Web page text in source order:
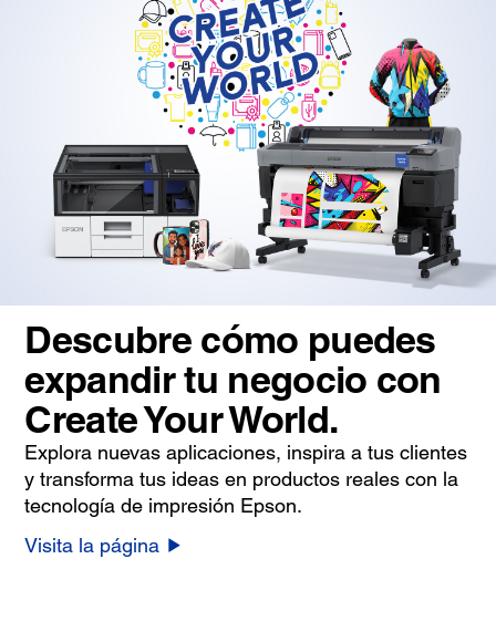
Descubre cómo puedes
expandir tu negocio con
Create Your World.
Explora nuevas aplicaciones, inspira a tus clientes
y transforma tus ideas en productos reales con la
tecnología de impresión Epson.
Visita la página